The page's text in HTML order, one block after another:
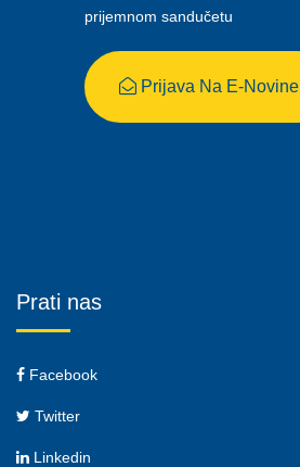
prijemnom sandučetu
Prijava Na E-Novine
Prati nas
Facebook
Twitter
Linkedin